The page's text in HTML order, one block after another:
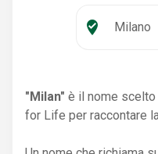
where_to_vote Milano
"Milan" è il nome
for Life per raccontare